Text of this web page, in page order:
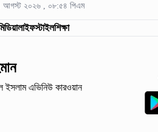
আগস্ট ২০২৬ , ০৮:৫৪ পিএম
লাইফস্টাইলশিক্ষা
ইসলামএভিনিউ কারওয়ান